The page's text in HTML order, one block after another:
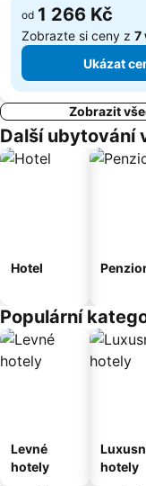
Čakovice
od 1 266 Kč
Zobrazte si ceny z 7
Ukázat
Zobrazit
Další ubytování
Hotel
Populární
Levné
hotely
hotely